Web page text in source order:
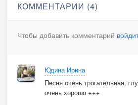
КОММЕНТАРИИ (4)
Чтобы добавить комментарий
Юдина Ирина
Песня очень трогательная,
очень хорошо +++